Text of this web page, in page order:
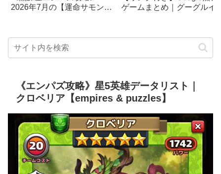
2026年7月の【運命サモン】
ゲームまとめ｜グーグルイ
クetc…
《エンパズ攻略》星5英雄データリスト｜
クロベリア【empires & puzzles】